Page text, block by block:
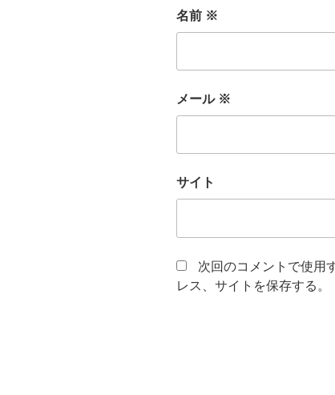
名前 ※
メール ※
サイト
次回のコメントで使用
レス、サイトを保存する。